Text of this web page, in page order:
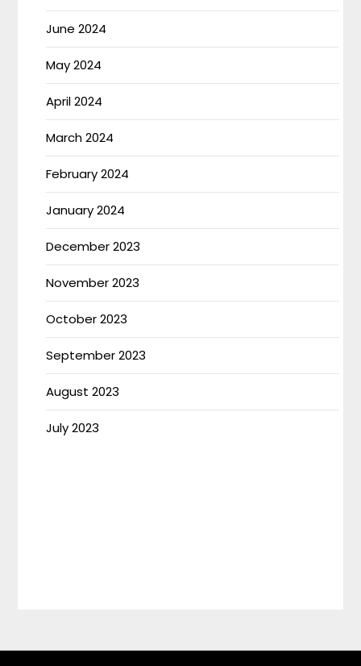
June 2024
May 2024
April 2024
March 2024
February 2024
January 2024
December 2023
November 2023
October 2023
September 2023
August 2023
July 2023